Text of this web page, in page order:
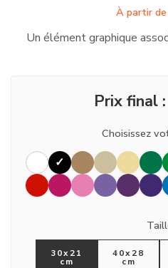
À partir de
Un élément graphique
Prix final :
Choisissez
30x21
cm
40x28
cm